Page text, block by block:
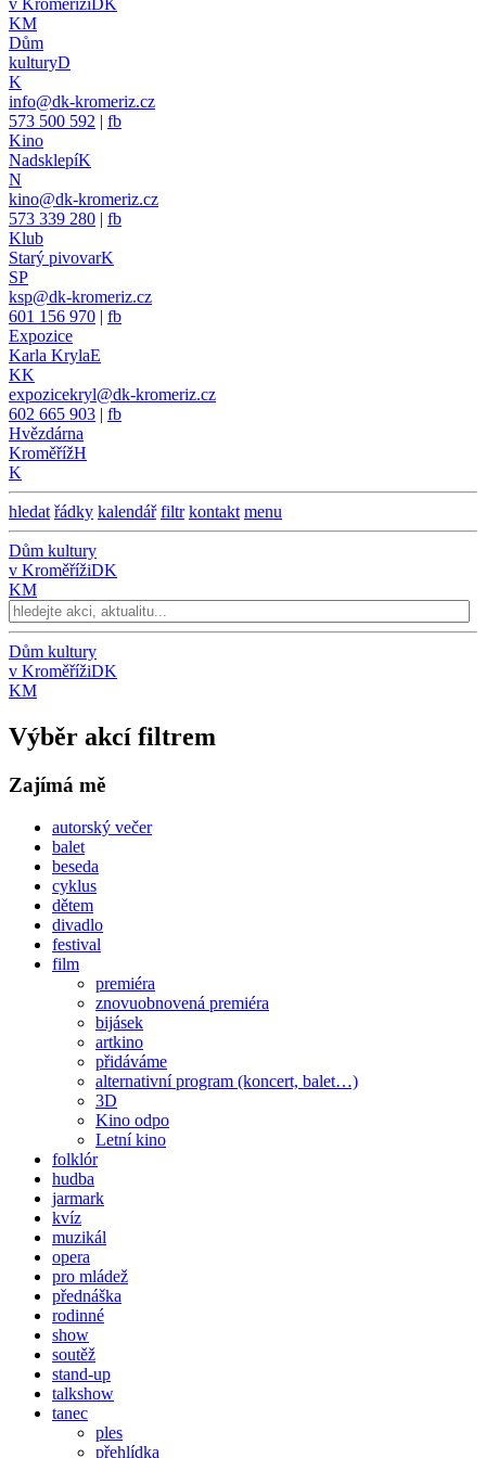
v Kroměříži DK
KM
Dům
kulturyD
K
info@dk-kromeriz.cz
573 500 592 | fb
Kino
NadsklepíK
N
kino@dk-kromeriz.cz
573 339 280 | fb
Klub
Starý pivovarK
SP
ksp@dk-kromeriz.cz
601 156 970 | fb
Expozice
Karla KrylaE
KK
expozicekryl@dk-kromeriz.cz
602 665 903 | fb
Hvězdárna
KroměřížH
K
hledat řádky kalendář filtr kontakt menu
Dům kultury
v KroměřížiDK
KM
Dům kultury
v KroměřížiDK
KM
Výběr akcí filtrem
Zajímá mě
autorský večer
balet
beseda
cyklus
dětem
divadlo
festival
film
premiéra
znovuobnovená premiéra
bijásek
artkino
přidáváme
alternativní program (koncert, balet…)
3D
Kino odpo
Letní kino
folklór
hudba
jarmark
kvíz
muzikál
opera
pro mládež
přednáška
rodinné
show
soutěž
stand-up
talkshow
tanec
ples
přehlídka